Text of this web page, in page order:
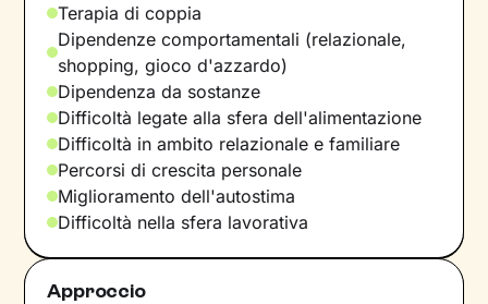
Terapia di coppia
Dipendenze comportamentali (relazionale,
shopping, gioco d'azzardo)
Dipendenza da sostanze
Difficoltà legate alla sfera dell'alimentazione
Difficoltà in ambito relazionale e familiare
Percorsi di crescita personale
Miglioramento dell'autostima
Difficoltà nella sfera lavorativa
Approccio